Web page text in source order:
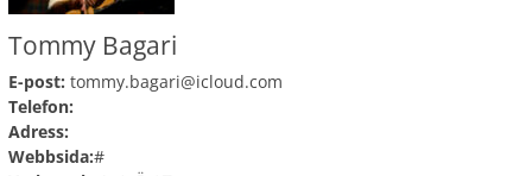
Tommy Bagari
E-post: tommy.bagari@icloud.com
Telefon:
Adress:
Webbsida:#